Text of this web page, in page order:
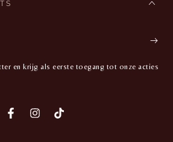
en krijg als eerste toegang tot onze acties
FacebookInstagramTikTok